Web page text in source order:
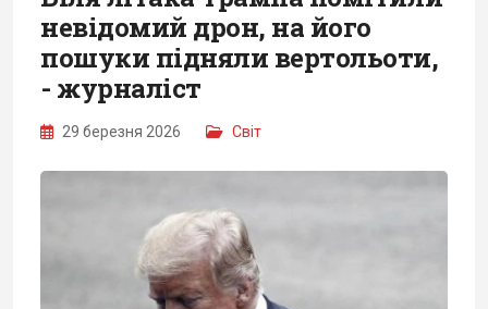
невідомий дрон, на його
пошуки підняли вертольоти,
- журналіст
29 березня 2026 Світ